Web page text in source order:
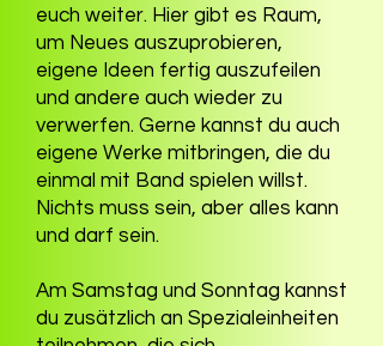
euch weiter. Hier gibt es Raum,
um Neues auszuprobieren,
eigene Ideen fertig auszufeilen
und andere auch wieder zu
verwerfen. Gerne kannst du auch
eigene Werke mitbringen, die du
einmal mit Band spielen willst.
Nichts muss sein, aber alles kann
und darf sein.
Am Samstag und Sonntag kannst
du zusätzlich an Spezialeinheiten